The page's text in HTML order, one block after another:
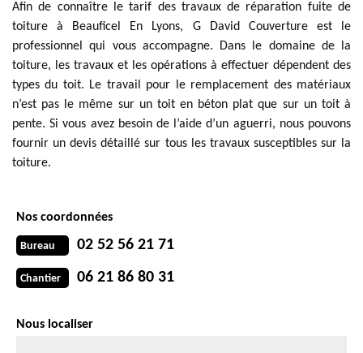
Afin de connaître le tarif des travaux de réparation fuite de
toiture à Beauficel En Lyons, G David Couverture est le
professionnel qui vous accompagne. Dans le domaine de la
toiture, les travaux et les opérations à effectuer dépendent des
types du toit. Le travail pour le remplacement des matériaux
n’est pas le même sur un toit en béton plat que sur un toit à
pente. Si vous avez besoin de l’aide d’un aguerri, nous pouvons
fournir un devis détaillé sur tous les travaux susceptibles sur la
toiture.
Nos coordonnées
Bureau 02 52 56 21 71
Chantier 06 21 86 80 31
Nous localiser